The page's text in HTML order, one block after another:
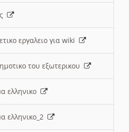
εργαλειο για wiki
του εξωτερικου
ελληνικο
ελληνικο_2